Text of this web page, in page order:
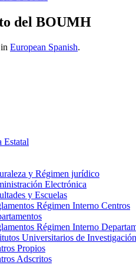
del BOUMH
European Spanish.
Estatal
y Régimen jurídico
Electrónica
y Escuelas
Régimen Interno Centros
Régimen Interno
Universitarios de Investigación
Propios
Adscritos